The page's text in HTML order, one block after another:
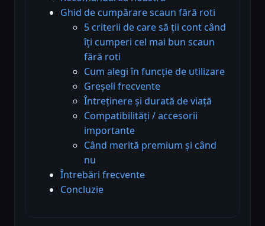
Ghid de cumpărare scaun fără roti
5 criterii de care să ții cont când
îți cumperi cel mai bun scaun
fără roti
Cum alegi în funcție de utilizare
Greșeli frecvente
Întreținere și durată de viață
Compatibilități / accesorii
importante
Când merită premium și când
nu
Întrebări frecvente
Concluzie